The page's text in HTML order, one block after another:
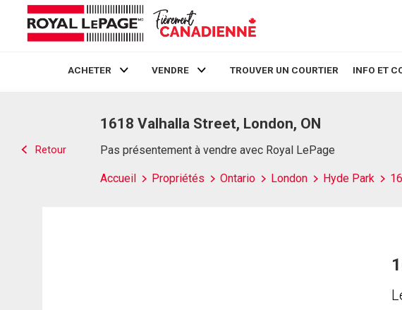
ACHETER VENDRE TROUVER UN COURTIER INFO ET
Retour
1618 Valhalla Street, London, ON
Pas présentement à vendre avec Royal LePage
Accueil Propriétés Ontario London Hyde Park